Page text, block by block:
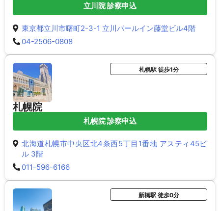
立川院 診察申込
東京都立川市曙町2-3-1 立川パールイン藤堂ビル4階
04-2506-0808
札幌院
札幌駅 徒歩1分
札幌院 診察申込
北海道札幌市中央区北4条西5丁目1番地 アスティ45ビ
ル 3階
011-596-6166
新橋駅 徒歩0分